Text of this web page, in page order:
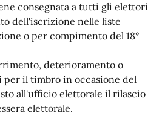
consegnata a tutti gli elettori
dell'iscrizione nelle liste
o per compimento del 18°
deterioramento o
per il timbro in occasione del
all'ufficio elettorale il rilascio
elettorale.